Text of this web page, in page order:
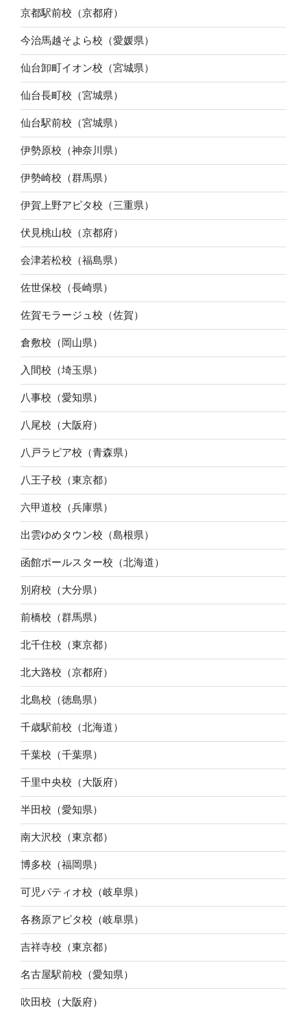
京都駅前校（京都府）
今治馬越そよら校（愛媛県）
仙台卸町イオン校（宮城県）
仙台長町校（宮城県）
仙台駅前校（宮城県）
伊勢原校（神奈川県）
伊勢崎校（群馬県）
伊賀上野アピタ校（三重県）
伏見桃山校（京都府）
会津若松校（福島県）
佐世保校（長崎県）
佐賀モラージュ校（佐賀）
倉敷校（岡山県）
入間校（埼玉県）
八事校（愛知県）
八尾校（大阪府）
八戸ラピア校（青森県）
八王子校（東京都）
六甲道校（兵庫県）
出雲ゆめタウン校（島根県）
函館ポールスター校（北海道）
別府校（大分県）
前橋校（群馬県）
北千住校（東京都）
北大路校（京都府）
北島校（徳島県）
千歳駅前校（北海道）
千葉校（千葉県）
千里中央校（大阪府）
半田校（愛知県）
南大沢校（東京都）
博多校（福岡県）
可児パティオ校（岐阜県）
各務原アピタ校（岐阜県）
吉祥寺校（東京都）
名古屋駅前校（愛知県）
吹田校（大阪府）